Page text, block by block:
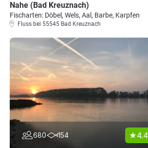
Nahe (Bad Kreuznach)
Fischarten: Döbel, Wels, Aal, Barbe, Karpfen
Fluss bei 55545 Bad Kreuznach
680 154 4.4